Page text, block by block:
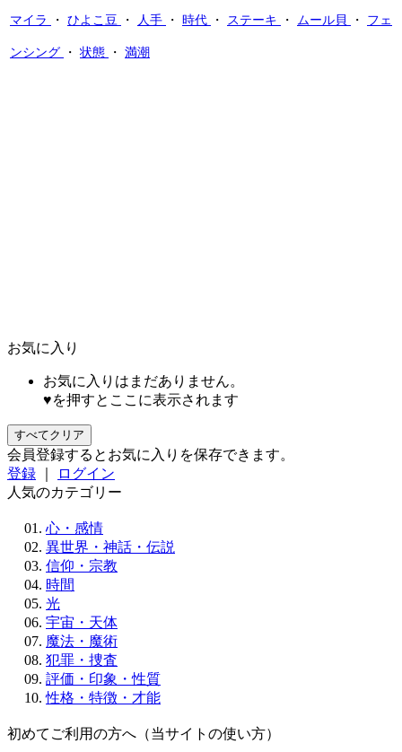
マイラ ・ ひよこ豆 ・ 人手 ・ 時代 ・ ステーキ ・ ムール貝 ・ フェ
ンシング ・ 状態 ・ 満潮
お気に入り
お気に入りはまだありません。
♥を押すとここに表示されます
すべてクリア
会員登録するとお気に入りを保存できます。
登録
ログイン
人気のカテゴリー
心・感情
異世界・神話・伝説
信仰・宗教
時間
光
宇宙・天体
魔法・魔術
犯罪・捜査
評価・印象・性質
性格・特徴・才能
初めてご利用の方へ（当サイトの使い方）